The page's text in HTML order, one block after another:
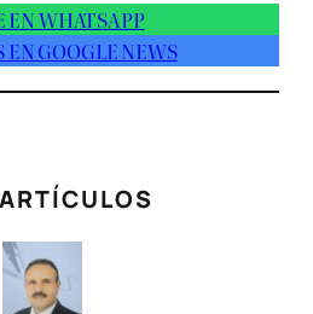
EN WHATSAPP
EN GOOGLE NEWS